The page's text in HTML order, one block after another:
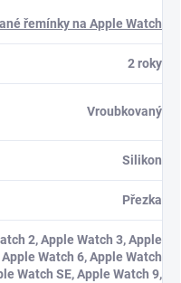
řemínky na Apple Watch
2 roky
Vroubkovaný
Silikon
Přezka
2, Apple Watch 3, Apple
Watch 6, Apple Watch
Watch SE, Apple Watch 9,